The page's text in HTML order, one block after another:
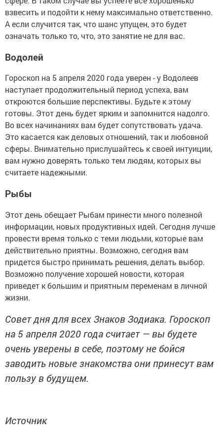
взвесить и подойти к нему максимально ответственно.
А если случится так, что шанс упущен, это будет
означать только то, что, это занятие не для вас.
Водолей
Гороскоп на 5 апреля 2020 года уверен - у Водолеев
наступает продолжительный период успеха, вам
откроются большие перспективы. Будьте к этому
готовы. Этот день будет ярким и запомнится надолго.
Во всех начинаниях вам будет сопутствовать удача.
Это касается как деловых отношений, так и любовной
сферы. Внимательно прислушайтесь к своей интуиции,
вам нужно доверять только тем людям, которых вы
считаете надежными.
Рыбы
Этот день обещает Рыбам принести много полезной
информации, новых продуктивных идей. Сегодня лучше
провести время только с теми людьми, которые вам
действительно приятны. Возможно, сегодня вам
придется быстро принимать решения, делать выбор.
Возможно получение хорошей новости, которая
приведет к большим и приятным переменам в личной
жизни.
Совет дня для всех Знаков Зодиака. Гороскоп
на 5 апреля 2020 года считает — вы будете
очень уверены в себе, поэтому не бойся
заводить новые знакомства они принесут вам
пользу в будущем.
Источник